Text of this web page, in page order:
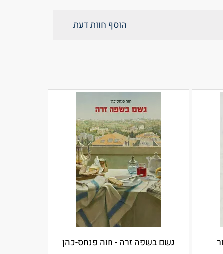
הוסף חוות דעת
גשם בשפה זרה - חוה פנחס-כהן